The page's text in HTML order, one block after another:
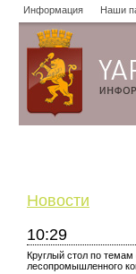
Информация Наши
Новости
10:29
Круглый стол по темам
лесопромышленного